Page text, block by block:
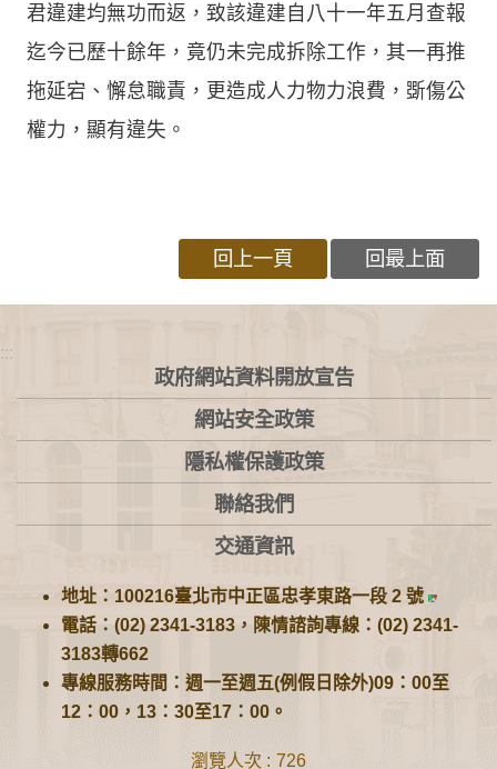
君違建均無功而返，致該違建自八十一年五月查報
迄今已歷十餘年，竟仍未完成拆除工作，其一再推
拖延宕、懈怠職責，更造成人力物力浪費，斲傷公
權力，顯有違失。
回上一頁 回最上面
:::
政府網站資料開放宣告
網站安全政策
隱私權保護政策
聯絡我們
交通資訊
地址：100216臺北市中正區忠孝東路一段 2 號
電話：(02) 2341-3183，陳情諮詢專線：(02) 2341-
3183轉662
專線服務時間：週一至週五(例假日除外)09：00至
12：00，13：30至17：00。
瀏覽人次 726